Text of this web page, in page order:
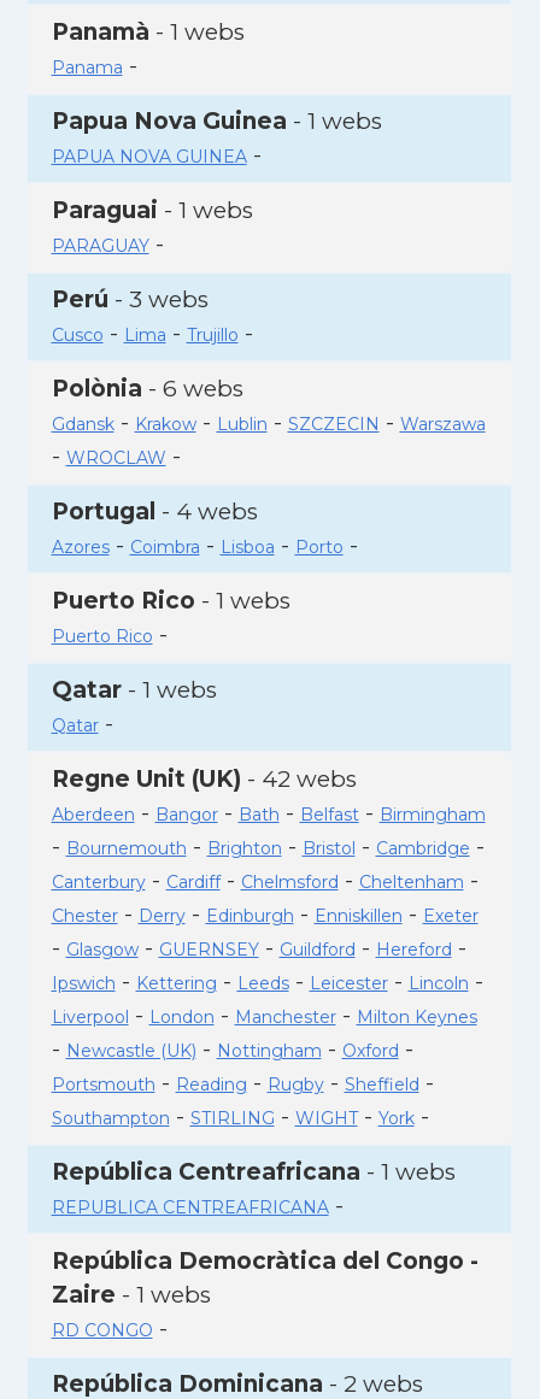
Panamà - 1 webs
Panama -
Papua Nova Guinea - 1 webs
PAPUA NOVA GUINEA-
Paraguai - 1 webs
PARAGUAY-
Perú - 3 webs
Cusco - Lima - Trujillo -
Polònia - 6 webs
Gdansk- Krakow- Lublin - SZCZECIN - Warszawa
- WROCLAW -
Portugal - 4 webs
Azores- Coimbra - Lisboa - Porto -
Puerto Rico - 1 webs
Puerto Rico -
Qatar- 1 webs
Qatar-
Regne Unit (UK) - 42 webs
Aberdeen - Bangor- Bath - Belfast- Birmingham
- Bournemouth - Brighton - Bristol - Cambridge -
Canterbury- Cardiff- Chelmsford - Cheltenham -
Chester- Derry- Edinburgh - Enniskillen - Exeter
- Glasgow- GUERNSEY- Guildford - Hereford -
Ipswich - Kettering - Leeds- Leicester- Lincoln -
Liverpool - London - Manchester- Milton Keynes
- Newcastle (UK) - Nottingham - Oxford -
Portsmouth - Reading - Rugby- Sheffield -
Southampton - STIRLING - WIGHT- York-
República Centreafricana - 1 webs
REPUBLICA CENTREAFRICANA-
República Democràtica del Congo -
Zaire - 1 webs
RD CONGO -
República Dominicana - 2 webs